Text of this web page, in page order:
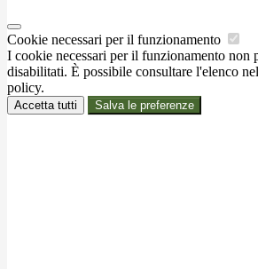
Cookie necessari per il funzionamento
I cookie necessari per il funzionamento non
disabilitati. È possibile consultare l'elenco
policy.
Accetta tutti Salva le preferenze